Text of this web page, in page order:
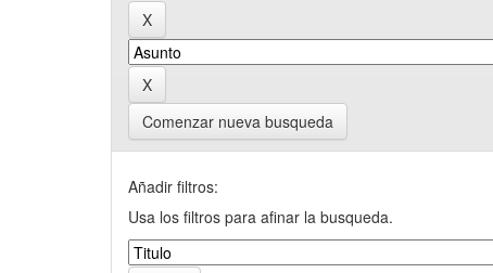
Comenzar nueva busqueda
Añadir filtros:
Usa los filtros para afinar la busqueda.